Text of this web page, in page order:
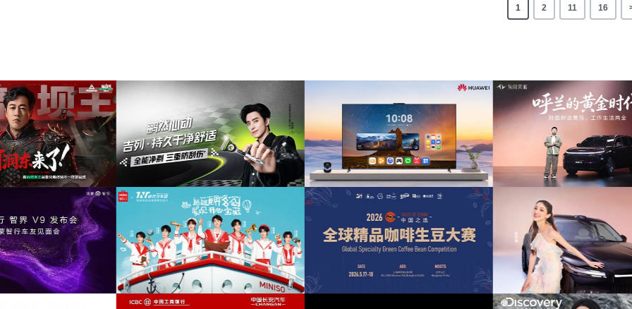
音乐会 (14)
人声 (14)
动画 (13)
周年纪念 (13)
(13)
(13)
1 2 11 16
品牌GLT X AUDI联名活动提供音乐版
权
为华为智慧屏Mate TV鸿蒙智家发布会提供音
乐版权
为东风奕派M8上市发布会项目提供音乐版权 为中汇人寿三周年宣